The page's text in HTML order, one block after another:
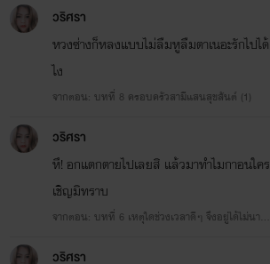
วริศรา
หวงซ่างก็หลงแบบไม่ลืมหูลืมตาเนอะรักไปได้
ไง
จากตอน: บทที่ 8 ครอบครัวสามีแสนสุขสันต์ (1)
วริศรา
หึ! อกแตกตายไปเลยสิ​ แล้วมาทำไมกาอนใคร
เชิญ​มิทราบ
จากตอน: บทที่ 6 เหตุใดช่วงเวลาดีๆ จึงอยู่ได้ไม่นาน
วริศรา